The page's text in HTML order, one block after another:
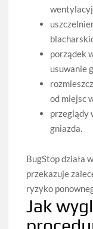
porządek
usuwanie
od miejsc
przeglądy
gniazda.
BugStop działa
przekazuje
ryzyko
Jak